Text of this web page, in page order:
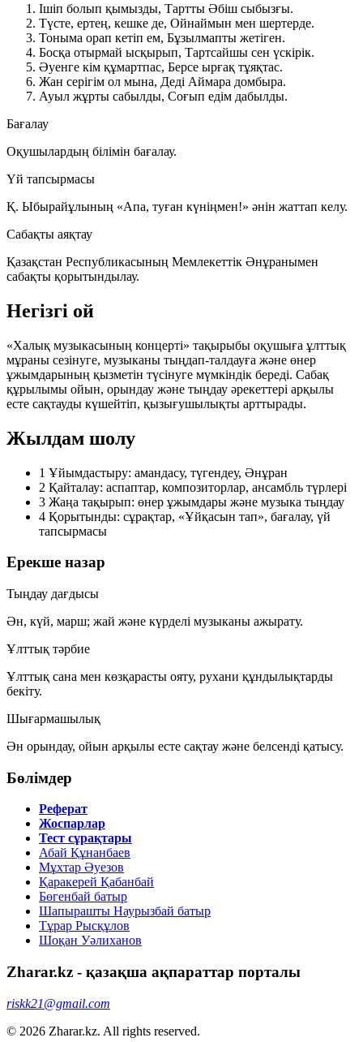
Ішіп болып қымызды, Тартты Әбіш сыбызғы.
Түсте, ертең, кешке де, Ойнаймын мен шертерде.
Тоныма орап кетіп ем, Бұзылмапты жетіген.
Босқа отырмай ысқырып, Тартсайшы сен үскірік.
Әуенге кім құмартпас, Берсе ырғақ тұяқтас.
Жан серігім ол мына, Деді Аймара домбыра.
Ауыл жұрты сабылды, Соғып едім дабылды.
Бағалау
Оқушылардың білімін бағалау.
Үй тапсырмасы
Қ. Ыбырайұлының «Апа, туған күніңмен!» әнін жаттап келу.
Сабақты аяқтау
Қазақстан Республикасының Мемлекеттік Әнұранымен
сабақты қорытындылау.
Негізгі ой
«Халық музыкасының концерті» тақырыбы оқушыға ұлттық
мұраны сезінуге, музыканы тыңдап-талдауға және өнер
ұжымдарының қызметін түсінуге мүмкіндік береді. Сабақ
құрылымы ойын, орындау және тыңдау әрекеттері арқылы
есте сақтауды күшейтіп, қызығушылықты арттырады.
Жылдам шолу
1 Ұйымдастыру: амандасу, түгендеу, Әнұран
2 Қайталау: аспаптар, композиторлар, ансамбль түрлері
3 Жаңа тақырып: өнер ұжымдары және музыка тыңдау
4 Қорытынды: сұрақтар, «Ұйқасын тап», бағалау, үй
тапсырмасы
Ерекше назар
Тыңдау дағдысы
Ән, күй, марш; жай және күрделі музыканы ажырату.
Ұлттық тәрбие
Ұлттық сана мен көзқарасты ояту, рухани құндылықтарды
бекіту.
Шығармашылық
Ән орындау, ойын арқылы есте сақтау және белсенді қатысу.
Бөлімдер
Реферат
Жоспарлар
Тест сұрақтары
Абай Құнанбаев
Мұхтар Әуезов
Қаракерей Қабанбай
Бөгенбай батыр
Шапырашты Наурызбай батыр
Тұрар Рысқұлов
Шоқан Уәлиханов
Zharar.kz - қазақша ақпараттар порталы
riskk21@gmail.com
© 2026 Zharar.kz. All rights reserved.